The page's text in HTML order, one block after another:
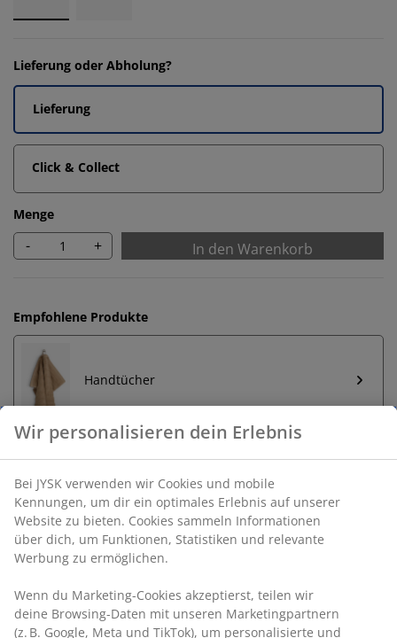
Lieferung oder Abholung?
Lieferung
Click & Collect
Menge
- + In den Warenkorb
Empfohlene Produkte
Handtücher
Unbegrenzte Rückgabe
Keine zeitliche Begrenzung - Rückgabe in jeder JYSK-
Filiale
Preisgarantie
Flexible Lieferoptionen
Schnelle und einfache Lieferung nach deiner Wahl